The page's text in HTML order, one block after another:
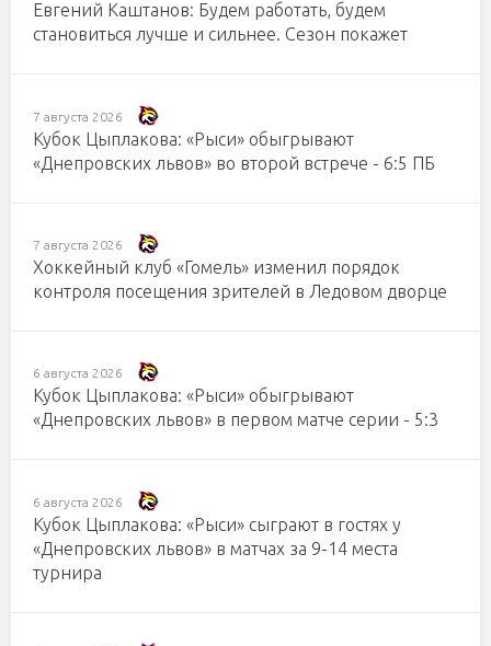
Евгений Каштанов: Будем работать, будем
становиться лучше и сильнее. Сезон покажет
7 августа 2026
Кубок Цыплакова: «Рыси» обыгрывают
«Днепровских львов» во второй встрече - 6:5 ПБ
7 августа 2026
Хоккейный клуб «Гомель» изменил порядок
контроля посещения зрителей в Ледовом дворце
6 августа 2026
Кубок Цыплакова: «Рыси» обыгрывают
«Днепровских львов» в первом матче серии - 5:3
6 августа 2026
Кубок Цыплакова: «Рыси» сыграют в гостях у
«Днепровских львов» в матчах за 9-14 места
турнира